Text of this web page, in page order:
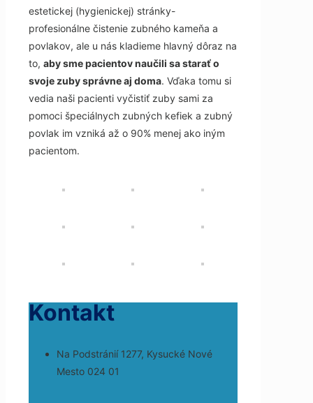
estetickej (hygienickej) stránky-
profesionálne čistenie zubného kameňa a
povlakov, ale u nás kladieme hlavný dôraz na
to, aby sme pacientov naučili sa starať o
svoje zuby správne aj doma. Vďaka tomu si
vedia naši pacienti vyčistiť zuby sami za
pomoci špeciálnych zubných kefiek a zubný
povlak im vzniká až o 90% menej ako iným
pacientom.
Kontakt
Na Podstránií 1277, Kysucké Nové
Mesto 024 01